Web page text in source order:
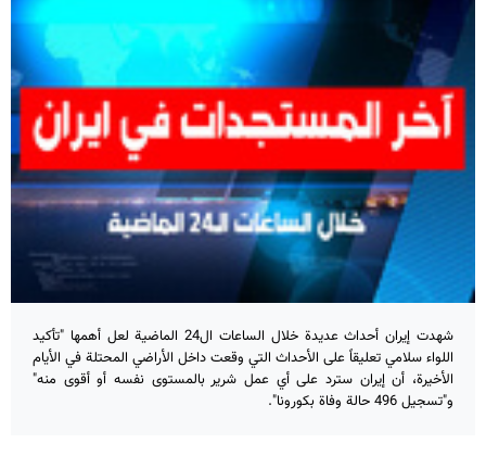
شهدت إيران أحداث عديدة خلال الساعات ال24 الماضية لعل أهمها "تأكيد
اللواء سلامي تعليقاً على الأحداث التي وقعت داخل الأراضي المحتلة في الأيام
الأخيرة، أن إيران سترد على أي عمل شرير بالمستوى نفسه أو أقوى منه"
و"تسجيل 496 حالة وفاة بکورونا".